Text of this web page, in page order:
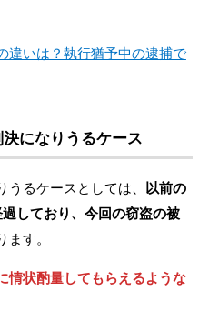
違いは？執行猶予中の逮捕で
になりうるケース
るケースとしては、
以前の
しており、今回の窃盗の被
ます。
情状酌量してもらえるような